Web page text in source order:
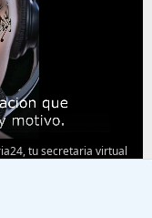
tu secretaria virtual